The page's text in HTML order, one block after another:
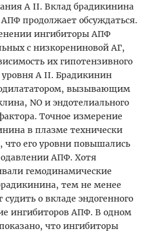
А II. Вклад брадикинина
продолжает обсуждаться.
ингибиторы АПФ
с низкорениновой АГ,
их гипотензивного
А II. Брадикинин
вызывающим
NO и эндотелиального
Точное измерение
в плазме технически
что его уровни повышались
АПФ. Хотя
гемодинамические
тем не менее
о вкладе эндогенного
ингибиторов АПФ. В одном
что ингибиторы